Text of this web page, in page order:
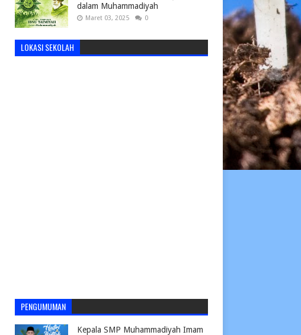
dalam Muhammadiyah
Maret 03, 2025 0
LOKASI SEKOLAH
PENGUMUMAN
Kepala SMP Muhammadiyah Imam